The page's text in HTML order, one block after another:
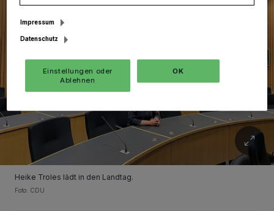
Heike Troles lädt in den Landtag.
Foto: CDU
Impressum
Datenschutz
Einstellungen oder
Ablehnen
OK